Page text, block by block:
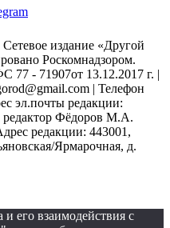
издание «Другой
Роскомнадзором.
- 71907от 13.12.2017 г. |
| Телефон
эл.почты редакции:
редактор Фёдоров М.А.
редакции: 443001,
Ярмарочная, д.
его взаимодействия с